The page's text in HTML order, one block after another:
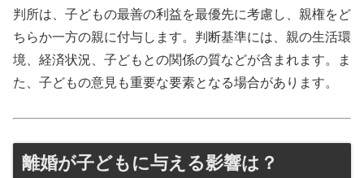
判所は、子どもの最善の利益を最優先に考慮し、親権をど
ちらか一方の親に付与します。判断基準には、親の生活環
境、経済状況、子どもとの関係の質などが含まれます。ま
た、子どもの意見も重要な要素となる場合があります。
離婚が子どもに与える影響は？